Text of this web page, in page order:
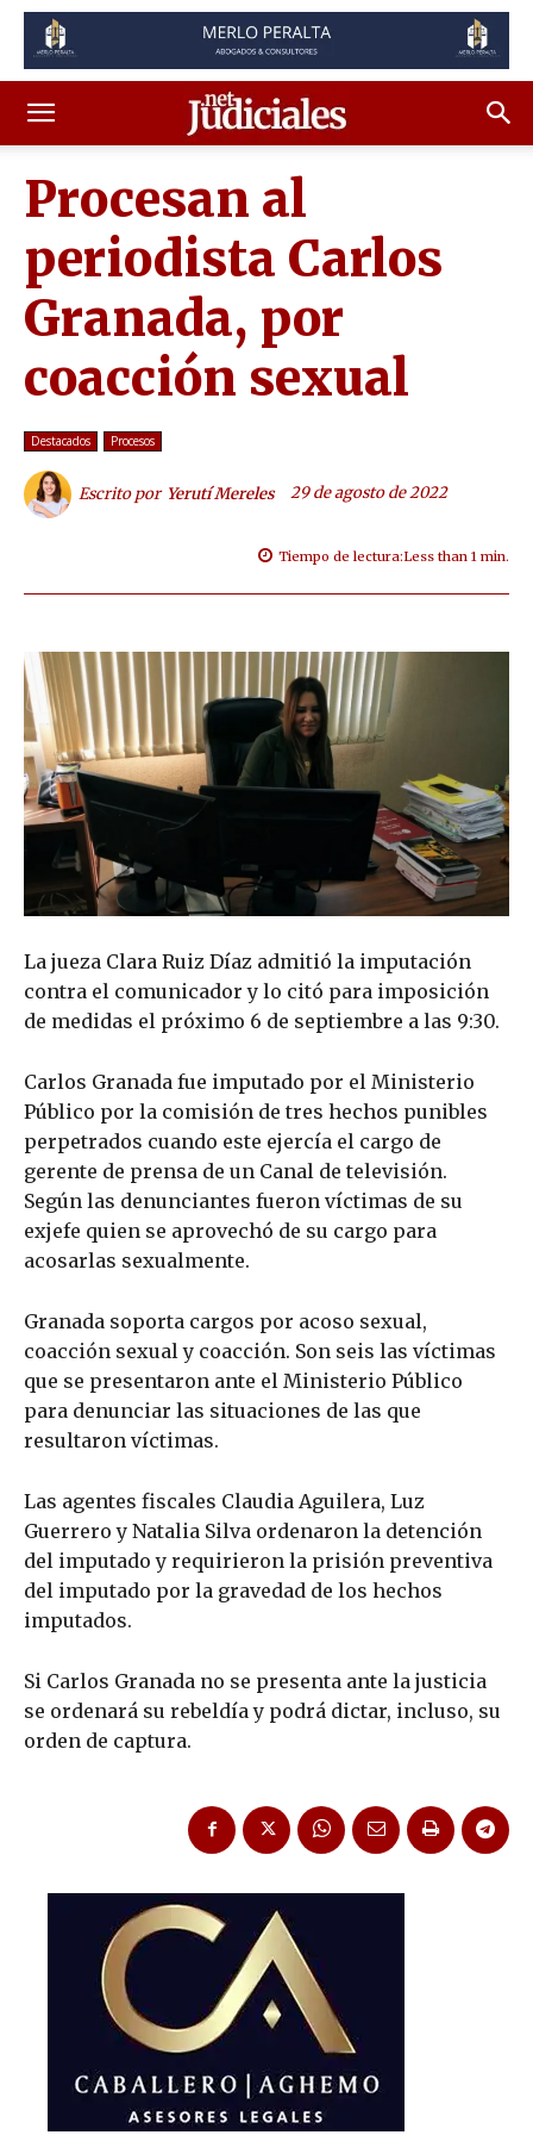
Procesan al
periodista Carlos
Granada, por
coacción sexual
Destacados Procesos
Escrito por Yerutí Mereles 29 de agosto de 2022
Tiempo de lectura:Less than 1 min.
La jueza Clara Ruiz Díaz admitió la imputación
contra el comunicador y lo citó para imposición
de medidas el próximo 6 de septiembre a las 9:30.
Carlos Granada fue imputado por el Ministerio
Público por la comisión de tres hechos punibles
perpetrados cuando este ejercía el cargo de
gerente de prensa de un Canal de televisión.
Según las denunciantes fueron víctimas de su
exjefe quien se aprovechó de su cargo para
acosarlas sexualmente.
Granada soporta cargos por acoso sexual,
coacción sexual y coacción. Son seis las víctimas
que se presentaron ante el Ministerio Público
para denunciar las situaciones de las que
resultaron víctimas.
Las agentes fiscales Claudia Aguilera, Luz
Guerrero y Natalia Silva ordenaron la detención
del imputado y requirieron la prisión preventiva
del imputado por la gravedad de los hechos
imputados.
Si Carlos Granada no se presenta ante la justicia
se ordenará su rebeldía y podrá dictar, incluso, su
orden de captura.